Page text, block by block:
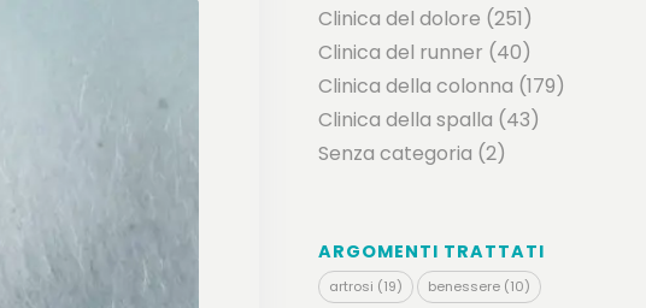
Clinica del dolore (251)
Clinica del runner (40)
Clinica della colonna (179)
Clinica della spalla (43)
Senza categoria (2)
ARGOMENTI TRATTATI
artrosi (19) benessere(10)